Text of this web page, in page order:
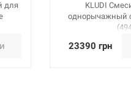
для
KLUDI
однорычажный
23390 грн